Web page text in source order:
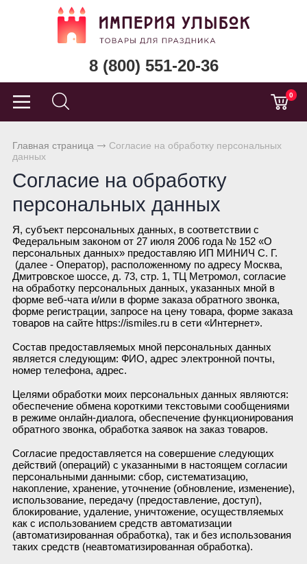
8 (800) 551-20-36
0
Главная страница
Согласие на обработку персональных
данных
Согласие на обработку
персональных данных
Я, субъект персональных данных, в соответствии с
Федеральным законом от 27 июля 2006 года № 152 «О
персональных данных» предоставляю ИП МИНИЧ С. Г.
(далее - Оператор), расположенному по адресу Москва,
Дмитровское шоссе, д. 73, стр. 1, ТЦ Метромол, согласие
на обработку персональных данных, указанных мной в
форме веб-чата и/или в форме заказа обратного звонка,
форме регистрации, запросе на цену товара, форме заказа
товаров на сайте https://ismiles.ru в сети «Интернет».
Состав предоставляемых мной персональных данных
является следующим: ФИО, адрес электронной почты,
номер телефона, адрес.
Целями обработки моих персональных данных являются:
обеспечение обмена короткими текстовыми сообщениями
в режиме онлайн-диалога, обеспечение функционирования
обратного звонка, обработка заявок на заказ товаров.
Согласие предоставляется на совершение следующих
действий (операций) с указанными в настоящем согласии
персональными данными: сбор, систематизацию,
накопление, хранение, уточнение (обновление, изменение),
использование, передачу (предоставление, доступ),
блокирование, удаление, уничтожение, осуществляемых
как с использованием средств автоматизации
(автоматизированная обработка), так и без использования
таких средств (неавтоматизированная обработка).